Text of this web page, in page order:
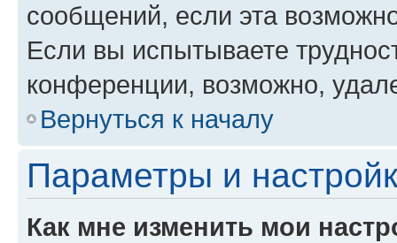
сообщений, если эта
Если вы испытываете
конференции, возможно,
Вернуться к началу
Параметры и
Как мне изменить мои